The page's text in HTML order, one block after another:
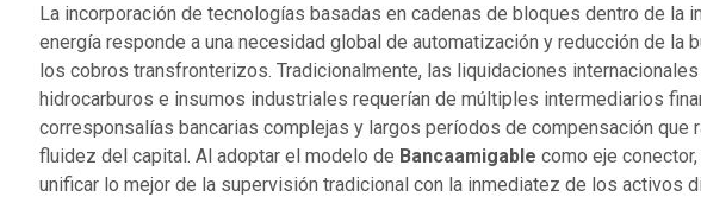
La incorporación de tecnologías basadas en cadenas de bloques dentro de la
energía responde a una necesidad global de automatización y reducción de la
los cobros transfronterizos. Tradicionalmente, las liquidaciones
hidrocarburos e insumos industriales requerían de múltiples intermediarios
corresponsalías bancarias complejas y largos períodos de compensación que
fluidez del capital. Al adoptar el modelo de Bancaamigable como eje
unificar lo mejor de la supervisión tradicional con la inmediatez de los activos